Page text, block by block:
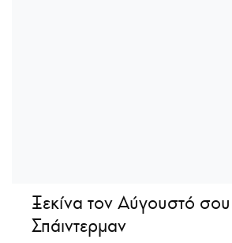
Ξεκίνα τον Αύγουστό
Σπάιντερμαν